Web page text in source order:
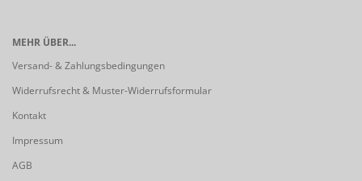
MEHR ÜBER...
Versand- & Zahlungsbedingungen
Widerrufsrecht & Muster-Widerrufsformular
Kontakt
Impressum
AGB